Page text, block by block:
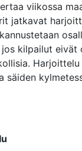
viikossa
jatkavat
kilpailut eivät
säiden